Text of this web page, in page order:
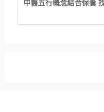
中醫五行概念結合保養
華！ 水㊀土㊀就選「潤
肌膚剛剛好的平衡